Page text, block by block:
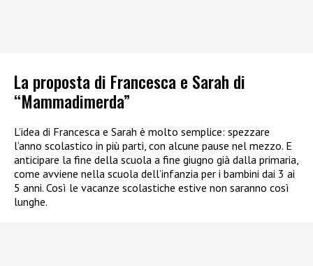
La proposta di Francesca e Sarah di
“Mammadimerda”
L’idea di Francesca e Sarah è molto semplice: spezzare
l’anno scolastico in più parti, con alcune pause nel mezzo. E
anticipare la fine della scuola a fine giugno già dalla primaria,
come avviene nella scuola dell’infanzia per i bambini dai 3 ai
5 anni. Così le vacanze scolastiche estive non saranno così
lunghe.